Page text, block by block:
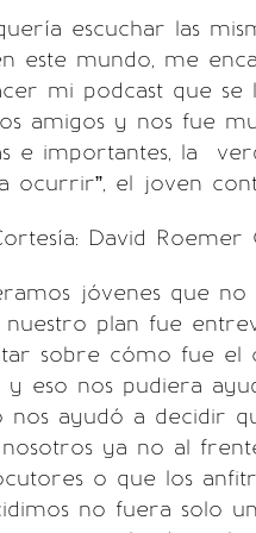
escuchar las
este mundo, me
mi podcast que se
amigos y nos fue
e importantes, la
ocurrir”, el joven
David Roemer
jóvenes que
plan fue
sobre cómo fue el
y eso nos pudiera
ayudó a decidir
nosotros ya no al
o que los
no fuera solo